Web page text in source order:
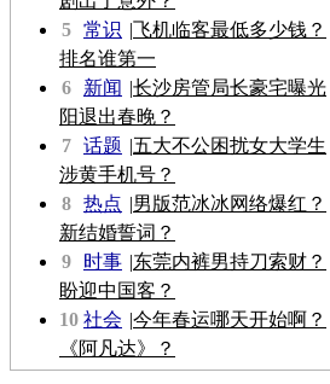
5 常识 |飞机临客最低多少钱？
排名谁第一
6
新闻 |长沙房管局长豪宅曝光
阳退出春晚？
7 话题 |五大不公困扰女大学生
涉黄手机号？
8 热点 |男版范冰冰网络爆红？
新结婚誓词？
9
时事 |东莞内裤男持刀索财？
盼迎中国客？
10 社会 |今年春运哪天开始啊？
《阿凡达》？